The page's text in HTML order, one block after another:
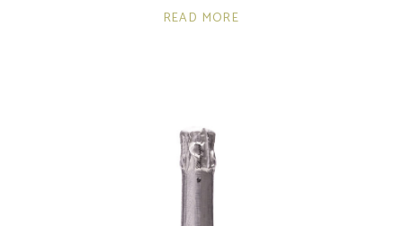
READ MORE